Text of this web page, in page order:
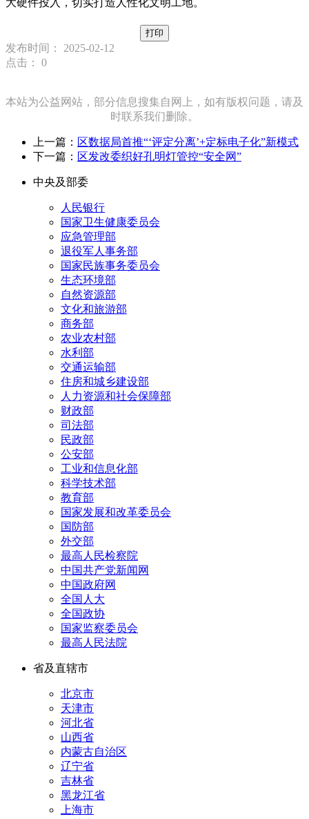
大硬件投入，切实打造人性化文明工地。
打印
发布时间： 2025-02-12
点击： 0
本站为公益网站，部分信息搜集自网上，如有版权问题，请及
时联系我们删除。
上一篇： 区数据局首推“‘评定分离’+定标电子化”新模式
下一篇： 区发改委织好孔明灯管控“安全网”
中央及部委
人民银行
国家卫生健康委员会
应急管理部
退役军人事务部
国家民族事务委员会
生态环境部
自然资源部
文化和旅游部
商务部
农业农村部
水利部
交通运输部
住房和城乡建设部
人力资源和社会保障部
财政部
司法部
民政部
公安部
工业和信息化部
科学技术部
教育部
国家发展和改革委员会
国防部
外交部
最高人民检察院
中国共产党新闻网
中国政府网
全国人大
全国政协
国家监察委员会
最高人民法院
省及直辖市
北京市
天津市
河北省
山西省
内蒙古自治区
辽宁省
吉林省
黑龙江省
上海市